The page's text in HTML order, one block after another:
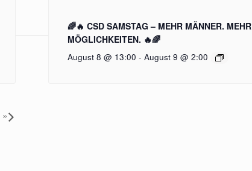
🌈🔥 CSD SAMSTAG – MEHR MÄNNER. MEHR
MÖGLICHKEITEN. 🔥🌈
August 8 @ 13:00 -August 9 @ 2:00
»